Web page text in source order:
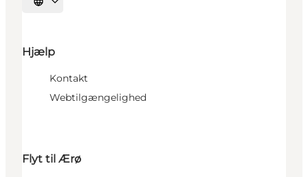
Vælg sprog
Hjælp
Kontakt
Webtilgængelighed
Flyt til Ærø